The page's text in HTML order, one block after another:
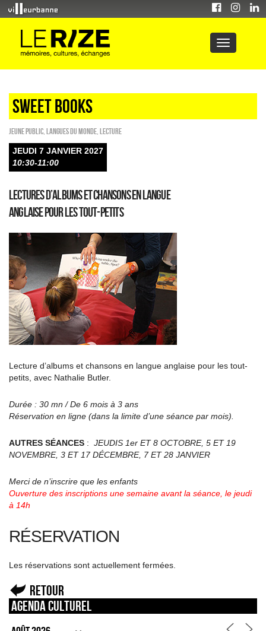
sweet books
Jeune public Langues du monde Lecture
JEUDI 7 JANVIER 2027
10:30-11:00
Lectures d’albums et chansons en langue
anglaise pour les tout-petits
Lecture d’albums et chansons en langue anglaise pour les tout-
petits, avec Nathalie Butler.
Durée : 30 mn / De 6 mois à 3 ans
Réservation en ligne (dans la limite d’une séance par mois).
AUTRES SÉANCES : JEUDIS 1er ET 8 OCTOBRE, 5 ET 19
NOVEMBRE, 3 ET 17 DÉCEMBRE, 7 ET 28 JANVIER
Merci de n’inscrire que les enfants
Ouverture des inscriptions une semaine avant la séance, le jeudi
à 14h
RÉSERVATION
Les réservations sont actuellement fermées.
Retour
Agenda culturel